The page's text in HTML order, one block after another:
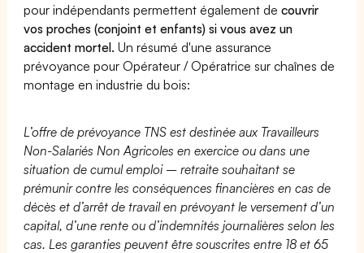
pour indépendants permettent également decouvrir
vos proches (conjoint et enfants) si vous avez un
accident mortel. Un résumé d'une assurance
prévoyance pour Opérateur / Opératrice sur chaînes de
montage en industrie du bois:
L’offre de prévoyance TNS est destinée aux Travailleurs
Non-Salariés Non Agricoles en exercice ou dans une
situation de cumul emploi – retraite souhaitant se
prémunir contre les conséquences financières en cas de
décès et d’arrêt de travail en prévoyant le versement d’un
capital, d’une rente ou d’indemnités journalières selon les
cas. Les garanties peuvent être souscrites entre 18 et 65